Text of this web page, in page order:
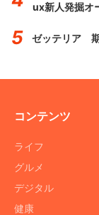
ux新人発掘オ
ゼッテリア 期
コンテンツ
ライフ
グルメ
デジタル
健康